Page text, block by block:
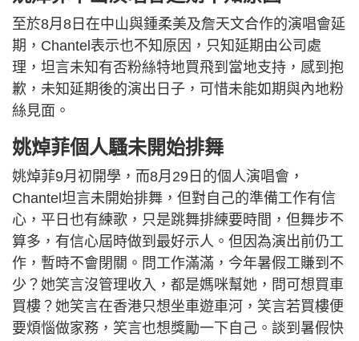
至於8月8日在中山與鍾柔美及詹天文合作的演唱會延
期，Chantel表示也不知原因，只知延期由公司處
理，坦言未知有否粉絲特地買飛到當地支持，感到抱
歉，未知延期後的演出日子，可惜未能如期與內地粉
絲見面。
姚焯菲個人騷未開始排舞
姚焯菲9月初開學，而8月29日的個人演唱會，
Chantel坦言未開始排舞，但對自己的準備工作有信
心，平日也有練歌，只是跳舞排練要時間，但舞步不
算多，有信心屆時做到最好示人。但因為演出前仍工
作，暫時不會閉關。問工作滿滿，今年暑假工賺到不
少？她笑言沒管理收入，都是媽咪幫她，問可想買車
買樓？她笑言在香港只想坐車遊車河，笑言若買樓便
要煩惱做家務，笑言也想獎勵一下自己。談到暑假快